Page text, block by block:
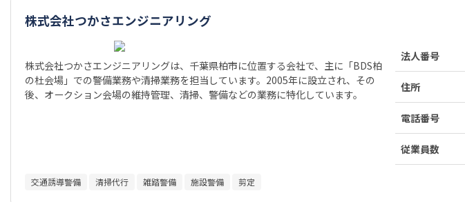
株式会社つかさエンジニアリング
株式会社つかさエンジニアリングは、千葉県柏市に位置する会社で、主に「BDS柏
の杜会場」での警備業務や清掃業務を担当しています。2005年に設立され、その
後、オークション会場の維持管理、清掃、警備などの業務に特化しています。
法人番号
住所
電話番号
従業員数
交通誘導警備 清掃代行 雑踏警備 施設警備 剪定